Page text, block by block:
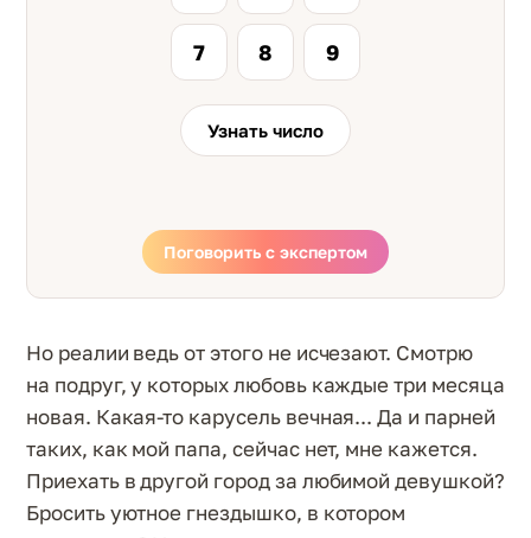
7 8 9
Узнать число
Поговорить с экспертом
Но реалии ведь от этого не исчезают. Смотрю
на подруг, у которых любовь каждые три месяца
новая. Какая-то карусель вечная... Да и парней
таких, как мой папа, сейчас нет, мне кажется.
Приехать в другой город за любимой девушкой?
Бросить уютное гнездышко, в котором